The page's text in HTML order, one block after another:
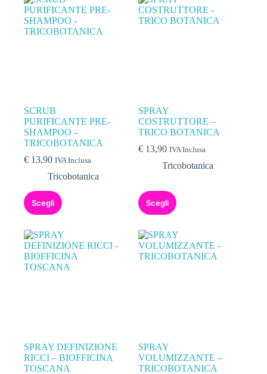
SCRUB
PURIFICANTE PRE-
SHAMPOO –
TRICOBOTANICA
€ 13,90 IVA Inclusa
Tricobotanica
Scegli
SPRAY
COSTRUTTORE –
TRICO BOTANICA
€ 13,90 IVA Inclusa
Tricobotanica
Scegli
SPRAY DEFINIZIONE
RICCI – BIOFFICINA
TOSCANA
SPRAY
VOLUMIZZANTE –
TRICOBOTANICA